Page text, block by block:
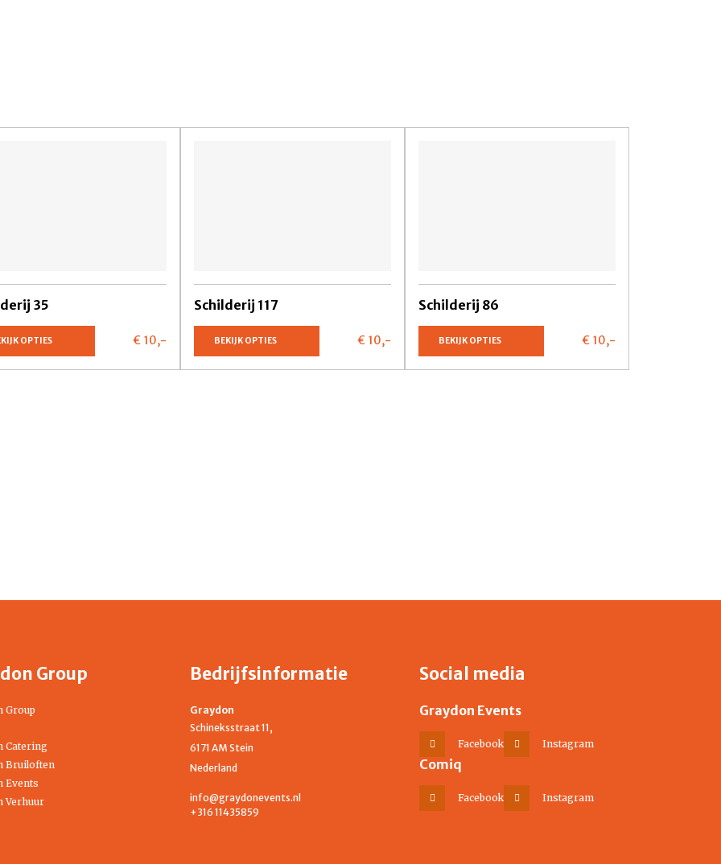
35
OPTIES € 10,-
Schilderij 117
BEKIJK OPTIES € 10,-
Schilderij 86
BEKIJK OPTIES € 10,-
Group
Group
Catering
Bruiloften
Events
Verhuur
Bedrijfsinformatie
Graydon
Schineksstraat 11,
6171 AM Stein
Nederland
info@graydonevents.nl
+316 11435859
Social media
Graydon Events
Facebook Instagram
Comiq
Facebook Instagram